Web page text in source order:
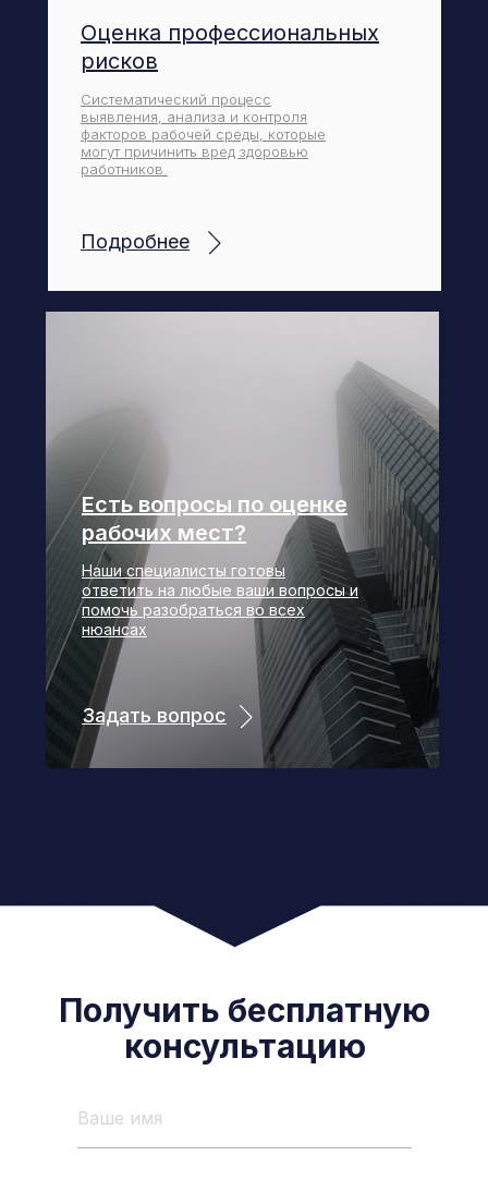
Подробнее
Оценка профессиональных
рисков
Систематический процесс
выявления, анализа и контроля
факторов рабочей среды, которые
могут причинить вред здоровью
работников.
Задать вопрос
Есть вопросы по оценке
рабочих мест?
Наши специалисты готовы
ответить на любые ваши вопросы и
помочь разобраться во всех
нюансах
Получить бесплатную
консультацию